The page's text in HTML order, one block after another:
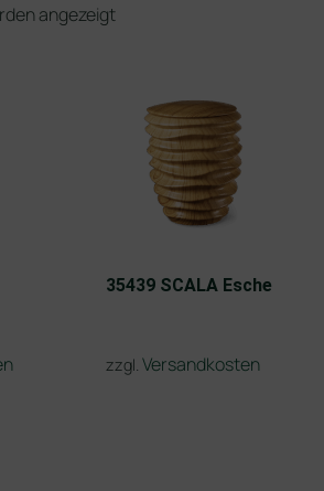
angezeigt
35439 SCALA Esche
zzgl. Versandkosten